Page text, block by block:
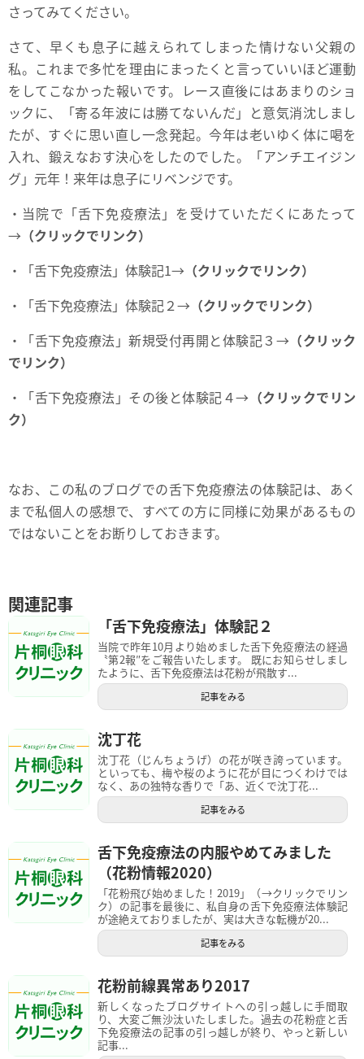
さってみてください。
さて、早くも息子に越えられてしまった情けない父親の
私。これまで多忙を理由にまったくと言っていいほど運動
をしてこなかった報いです。レース直後にはあまりのショ
ックに、「寄る年波には勝てないんだ」と意気消沈しまし
たが、すぐに思い直し一念発起。今年は老いゆく体に喝を
入れ、鍛えなおす決心をしたのでした。「アンチエイジン
グ」元年！来年は息子にリベンジです。
・当院で「舌下免疫療法」を受けていただくにあたって
→ （クリックでリンク）
・「舌下免疫療法」体験記1→ （クリックでリンク）
・「舌下免疫療法」体験記２→ （クリックでリンク）
・「舌下免疫療法」新規受付再開と体験記３→（クリック
でリンク）
・「舌下免疫療法」その後と体験記４→ （クリックでリン
ク）
なお、この私のブログでの舌下免疫療法の体験記は、あく
まで私個人の感想で、すべての方に同様に効果があるもの
ではないことをお断りしておきます。
関連記事
「舌下免疫療法」体験記２
当院で昨年10月より始めました舌下免疫療法の経過
〝第2報″をご報告いたします。 既にお知らせしまし
たように、舌下免疫療法は花粉が飛散す...
記事をみる
沈丁花
沈丁花（じんちょうげ）の花が咲き誇っています。
といっても、梅や桜のように花が目につくわけでは
なく、あの独特な香りで「あ、近くで沈丁花...
記事をみる
舌下免疫療法の内服やめてみました
（花粉情報2020）
「花粉飛び始めました！2019」（→クリックでリン
ク）の記事を最後に、私自身の舌下免疫療法体験記
が途絶えておりましたが、実は大きな転機が20...
記事をみる
花粉前線異常あり2017
新しくなったブログサイトへの引っ越しに手間取
り、大変ご無沙汰いたしました。過去の花粉症と舌
下免疫療法の記事の引っ越しが終り、やっと新しい
記事...